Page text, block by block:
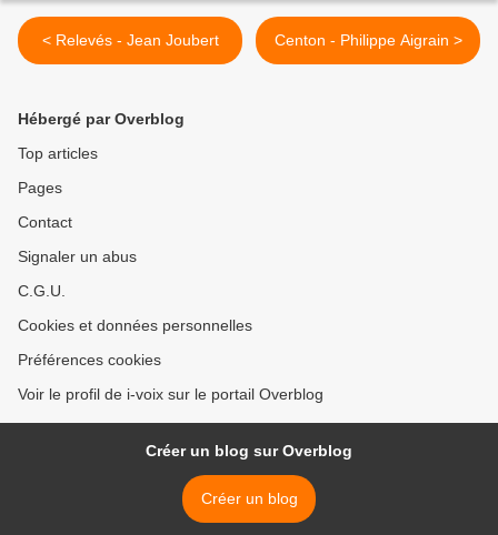
< Relevés - Jean Joubert Centon - Philippe Aigrain >
Hébergé par Overblog
Top articles
Pages
Contact
Signaler un abus
C.G.U.
Cookies et données personnelles
Préférences cookies
Voir le profil de i-voix sur le portail Overblog
Créer un blog sur Overblog
Créer un blog